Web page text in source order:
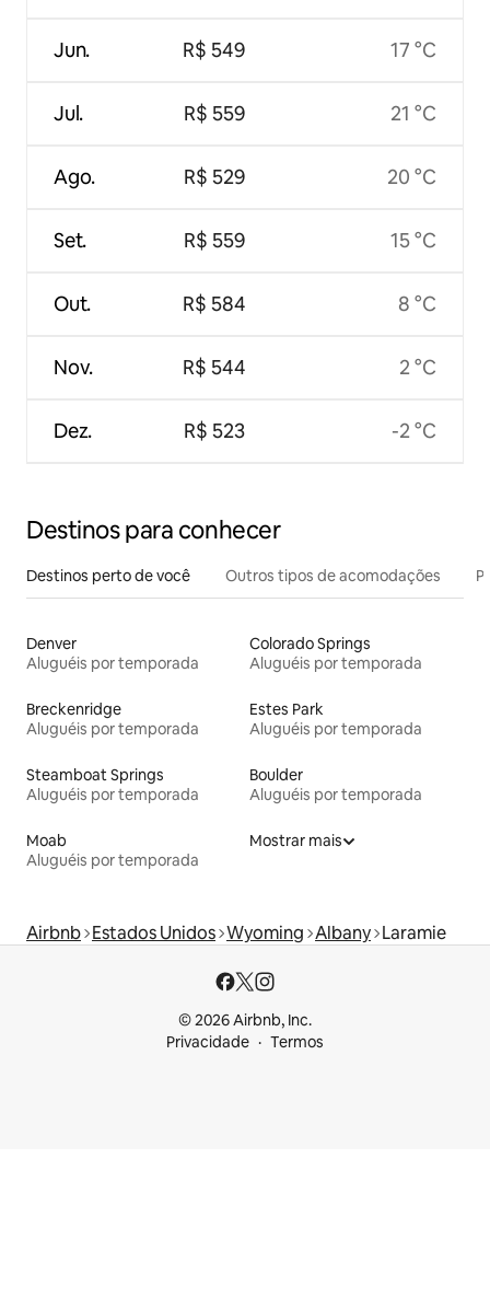
Jun.
Jul.
Ago.
Set.
Out.
Nov.
Dez.
R$ 549
R$ 559
R$ 529
R$ 559
R$ 584
R$ 544
R$ 523
17 °C
21 °C
20 °C
15 °C
8 °C
2 °C
-2 °C
Destinos para conhecer
Destinos perto de você Outros tipos de acomodações
Denver
Aluguéis por temporada
Colorado Springs
Aluguéis por temporada
Breckenridge
Aluguéis por temporada
Estes Park
Aluguéis por temporada
Steamboat Springs
Aluguéis por temporada
Boulder
Aluguéis por temporada
Moab
Aluguéis por temporada
Mostrar mais
Airbnb Estados Unidos Wyoming Albany Laramie
© 2026 Airbnb, Inc.
Privacidade
Termos